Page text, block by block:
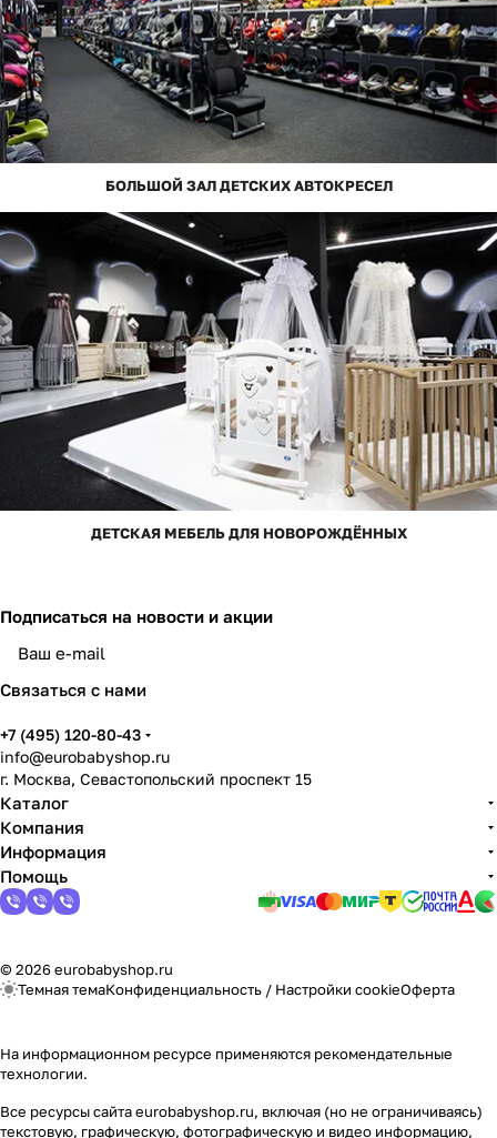
БОЛЬШОЙ ЗАЛ ДЕТСКИХ АВТОКРЕСЕЛ
ДЕТСКАЯ МЕБЕЛЬ ДЛЯ НОВОРОЖДЁННЫХ
Подписаться на новости и акции
Связаться с нами
+7 (495) 120-80-43
info@eurobabyshop.ru
г. Москва, Севастопольский проспект 15
Каталог
Компания
Информация
Помощь
© 2026 eurobabyshop.ru
Темная темаКонфиденциальность / Настройки cookieОферта
На информационном ресурсе применяются рекомендательные
технологии.
Все ресурсы сайта eurobabyshop.ru, включая (но не ограничиваясь)
текстовую, графическую, фотографическую и видео информацию,